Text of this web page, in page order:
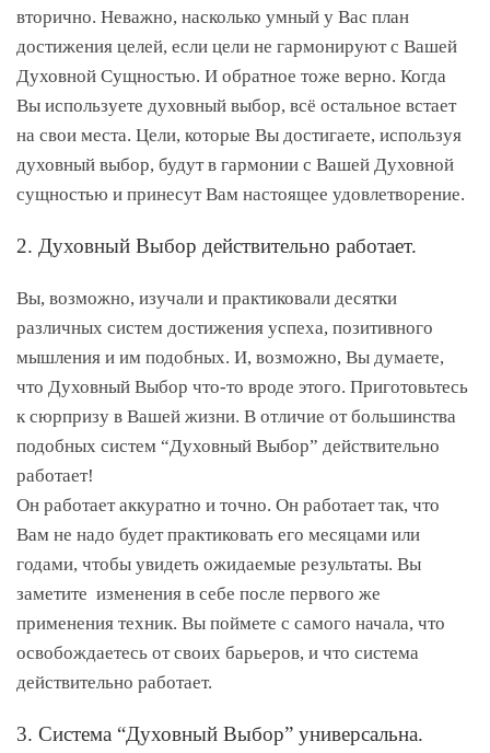
вторично. Неважно, насколько умный у Вас план
достижения целей, если цели не гармонируют с Вашей
Духовной Сущностью. И обратное тоже верно. Когда
Вы используете духовный выбор, всё остальное встает
на свои места. Цели, которые Вы достигаете, используя
духовный выбор, будут в гармонии с Вашей Духовной
сущностью и принесут Вам настоящее удовлетворение.
2. Духовный Выбор действительно работает.
Вы, возможно, изучали и практиковали десятки
различных систем достижения успеха, позитивного
мышления и им подобных. И, возможно, Вы думаете,
что Духовный Выбор что-то вроде этого. Приготовьтесь
к сюрпризу в Вашей жизни. В отличие от большинства
подобных систем “Духовный Выбор” действительно
работает!
Он работает аккуратно и точно. Он работает так, что
Вам не надо будет практиковать его месяцами или
годами, чтобы увидеть ожидаемые результаты. Вы
заметите изменения в себе после первого же
применения техник. Вы поймете с самого начала, что
освобождаетесь от своих барьеров, и что система
действительно работает.
3. Система “Духовный Выбор” универсальна.